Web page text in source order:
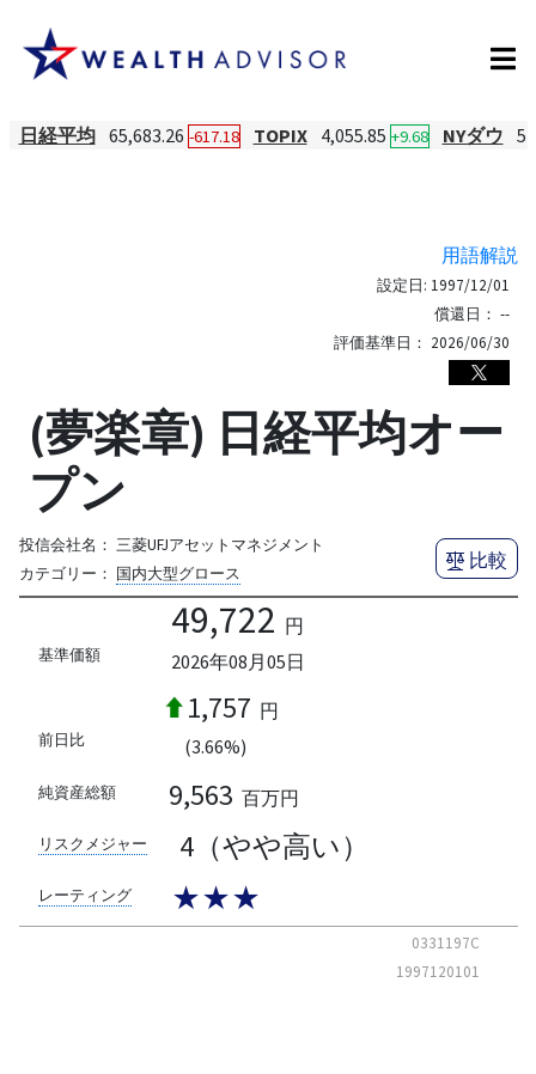
日経平均 65,683.26 -617.18 TOPIX 4,055.85 +9.68 NYダウ
用語解説
設定日: 1997/12/01
償還日： --
評価基準日： 2026/06/30
(夢楽章) 日経平均オー
プン
投信会社名： 三菱UFJアセットマネジメント
カテゴリー： 国内大型グロース
比較
基準価額
49,722 円
2026年08月05日
前日比
1,757 円
(3.66%)
純資産総額 9,563 百万円
リスクメジャー 4（やや高い）
レーティング ★★★
0331197C
1997120101